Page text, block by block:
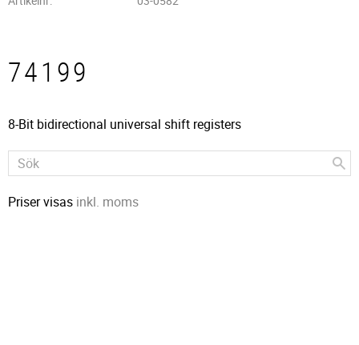
74199
8-Bit bidirectional universal shift registers
Priser visas inkl. moms